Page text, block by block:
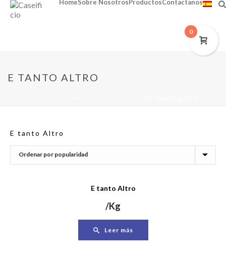
HomeSobre NosotrosProductosContactanos
E TANTO ALTRO
E tanto Altro
E tanto Altro
/Kg
Leer más
0